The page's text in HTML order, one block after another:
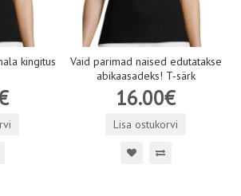
kingitus
Vaid parimad naised edutatakse
abikaasadeks! T-särk
16.00€
Lisa ostukorvi